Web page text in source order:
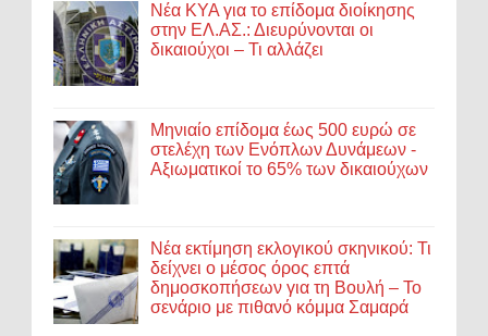
Νέα ΚΥΑ για το επίδομα διοίκησης
στην ΕΛ.ΑΣ.: Διευρύνονται οι
δικαιούχοι – Τι αλλάζει
Μηνιαίο επίδομα έως 500 ευρώ σε
στελέχη των Ενόπλων Δυνάμεων -
Αξιωματικοί το 65% των δικαιούχων
Νέα εκτίμηση εκλογικού σκηνικού: Τι
δείχνει ο μέσος όρος επτά
δημοσκοπήσεων για τη Βουλή – Το
σενάριο με πιθανό κόμμα Σαμαρά